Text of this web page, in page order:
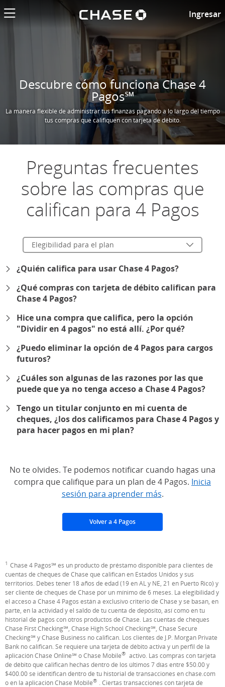
El logotipo
Ingresar
Preguntas frecuentes sobre
Descubre cómo funciona Chase 4
Pagos℠
La manera flexible de administrar tus finanzas pagando a lo largo del tiempo
tus compras que califiquen con tarjeta de débito.
Preguntas frecuentes
sobre las compras que
califican para 4 Pagos
Elegibilidad para el plan
¿Quién califica para usar Chase 4 Pagos?
¿Qué compras con tarjeta de débito califican para
Chase 4 Pagos?
Hice una compra que califica, pero la opción
"Dividir en 4 pagos" no está allí. ¿Por qué?
¿Puedo eliminar la opción de 4 Pagos para cargos
futuros?
¿Cuáles son algunas de las razones por las que
puede que ya no tenga acceso a Chase 4 Pagos?
Tengo un titular conjunto en mi cuenta de
cheques, ¿los dos calificamos para Chase 4 Pagos y
para hacer pagos en mi plan?
No te olvides. Te podemos notificar cuando hagas una
compra que califique para un plan de 4 Pagos. Inicia
sesión para aprender más.
Volver a 4 Pagos
Nota al pie de página
1 Chase 4 Pagos℠ es un producto de préstamo disponible para clientes de
cuentas de cheques de Chase que califican en Estados Unidos y sus
territorios. Debes tener 18 años de edad (19 en AL y NE, 21 en Puerto Rico) y
ser cliente de cheques de Chase por un mínimo de 6 meses. La elegibilidad y
el acceso a Chase 4 Pagos están a exclusivo criterio de Chase y se basan, en
parte, en la actividad y el saldo de tu cuenta de depósito, así como en tu
historial de pagos con otros productos de Chase. Las cuentas de cheques
Chase First Checking℠, Chase High School Checking℠, Chase Secure
Checking℠ y Chase Business no califican. Los clientes de J.P. Morgan Private
Bank no califican. Se requiere una tarjeta de débito activa y un perfil de la
aplicación Chase Online℠ o Chase Mobile® activo. Las compras con tarjeta
de débito que califican hechas dentro de los últimos 7 días entre $50.00 y
$400.00 se identifican dentro de tu historial de transacciones en chase.com
o en la aplicación Chase Mobile®
. Ciertas transacciones con tarjeta de